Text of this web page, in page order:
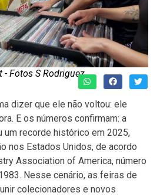
- Fotos S Rodriguez
dizer que ele não voltou: ele
E os números confirmam: a
um recorde histórico em 2025,
nos Estados Unidos, de acordo
Association of America, número
Nesse cenário, as feiras de
colecionadores e novos